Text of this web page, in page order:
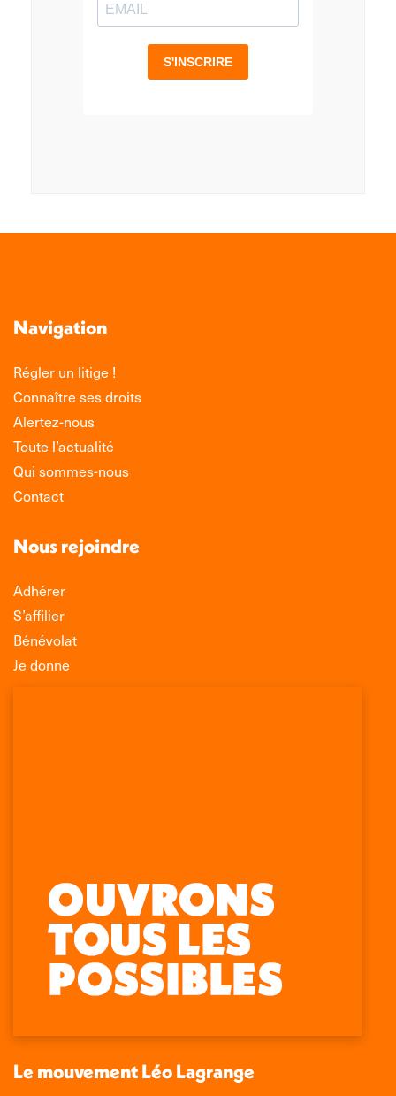
Navigation
Régler un litige !
Connaître ses droits
Alertez-nous
Toute l’actualité
Qui sommes-nous
Contact
Nous rejoindre
Adhérer
S’affilier
Bénévolat
Je donne
Retrouvez-nous sur :
Facebook
s'ouvre
une
fenêtre
La
page
X
s'ouvre
une
fenêtre
La
page
LinkedIn
s'ouvre
une
fenêtre
La
page
Instagram
s'ouvre
une
nouvelle
fenêtre
Le mouvement Léo Lagrange